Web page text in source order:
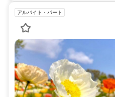
アルバイト・パート